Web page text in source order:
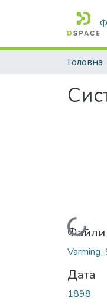
Головна
Файли
Дата
1898